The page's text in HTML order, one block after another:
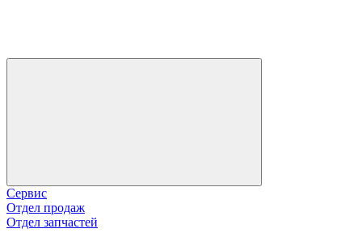
Сервис
Отдел продаж
Отдел запчастей